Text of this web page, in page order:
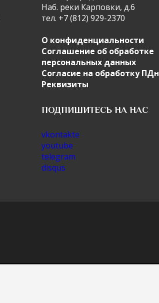
Наб. реки Карповки, д.6
тел. +7 (812) 929-2370
О конфиденциальности
Соглашение об обработке
персональных данных
Согласие на обработку ПДн
Реквизиты
ПОДПИШИТЕСЬ НА НАС
vkontakte
youtube
telegram
disqus